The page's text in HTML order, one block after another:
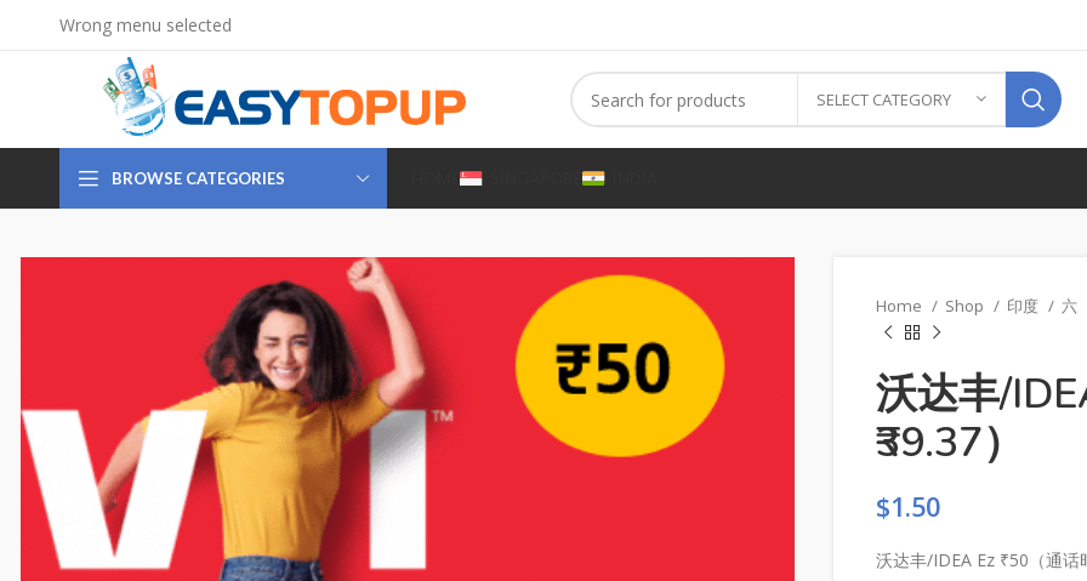
Wrong menu selected
SELECT CATEGORY
BROWSE CATEGORIES
Home Shop 印度 六
沃达丰/
₹39.37）
$1.50
沃达丰/IDEA Ez ₹50（通话